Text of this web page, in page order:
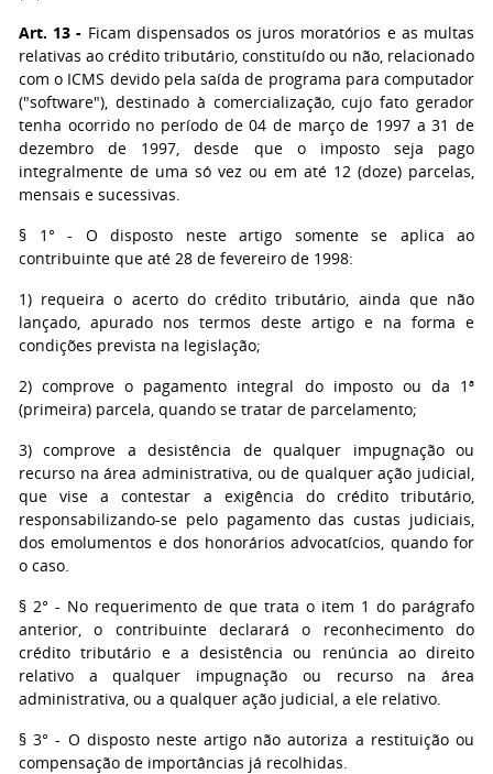
Art. 13 - Ficam dispensados os juros moratórios e as multas
relativas ao crédito tributário, constituído ou não, relacionado
com o ICMS devido pela saída de programa para computador
("software"), destinado à comercialização, cujo fato gerador
tenha ocorrido no período de 04 de março de 1997 a 31 de
dezembro de 1997, desde que o imposto seja pago
integralmente de uma só vez ou em até 12 (doze) parcelas,
mensais e sucessivas.
§ 1° - O disposto neste artigo somente se aplica ao
contribuinte que até 28 de fevereiro de 1998:
1) requeira o acerto do crédito tributário, ainda que não
lançado, apurado nos termos deste artigo e na forma e
condições prevista na legislação;
2) comprove o pagamento integral do imposto ou da 1ª
(primeira) parcela, quando se tratar de parcelamento;
3) comprove a desistência de qualquer impugnação ou
recurso na área administrativa, ou de qualquer ação judicial,
que vise a contestar a exigência do crédito tributário,
responsabilizando-se pelo pagamento das custas judiciais,
dos emolumentos e dos honorários advocatícios, quando for
o caso.
§ 2° - No requerimento de que trata o item 1 do parágrafo
anterior, o contribuinte declarará o reconhecimento do
crédito tributário e a desistência ou renúncia ao direito
relativo a qualquer impugnação ou recurso na área
administrativa, ou a qualquer ação judicial, a ele relativo.
§ 3° - O disposto neste artigo não autoriza a restituição ou
compensação de importâncias já recolhidas.